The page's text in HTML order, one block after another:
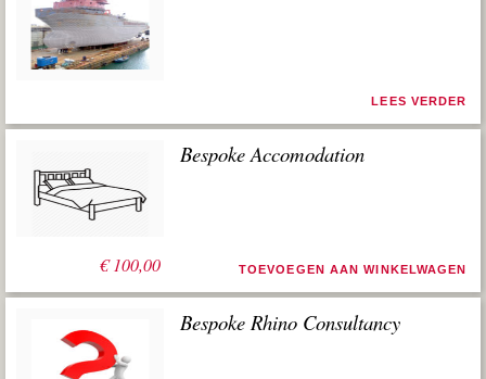
LEES VERDER
€100,00
Bespoke Accomodation
TOEVOEGEN AAN WINKELWAGEN
Bespoke Rhino Consultancy